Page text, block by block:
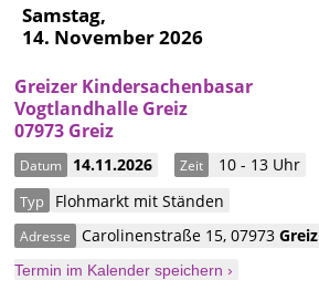
Samstag,
14. November 2026
Greizer Kindersachenbasar
Vogtlandhalle Greiz
07973 Greiz
Datum 14.11.2026 Zeit 10 - 13 Uhr
Typ Flohmarkt mit Ständen
Adresse Carolinenstraße 15,07973Greiz
Termin im Kalender speichern ›